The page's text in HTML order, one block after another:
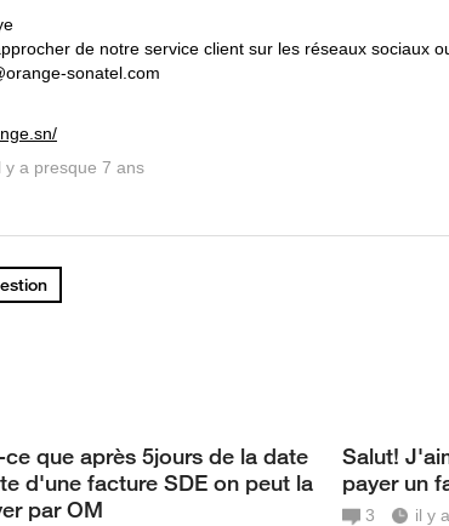
de notre service client sur les réseaux sociaux
sonatel.com
y a presque 7 ans
ce que après 5jours de la date
d'une facture SDE on peut la
par OM
Salut!
payer un
3 il y